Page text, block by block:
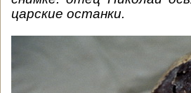
царские останки.